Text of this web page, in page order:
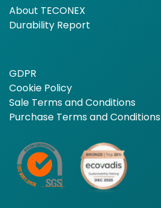
About TECONEX
Durability Report
GDPR
Cookie Policy
Sale Terms and Conditions
Purchase Terms and Conditions